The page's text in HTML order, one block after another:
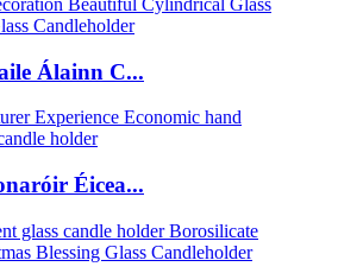
Álainn C...
Éicea...